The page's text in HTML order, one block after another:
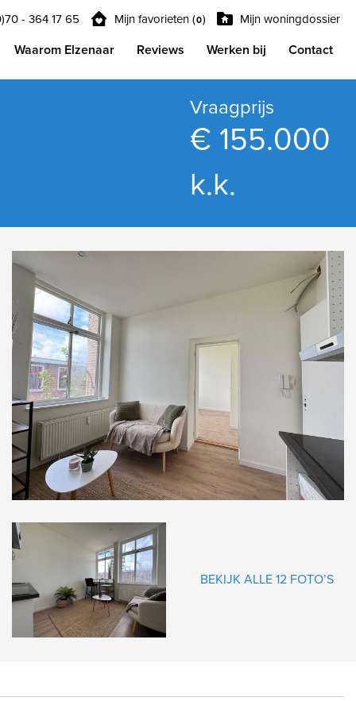
- 364 17 65 Mijn favorieten (0) Mijn woningdossier
Waarom Elzenaar Reviews Werken bij Contact
Vraagprijs
€ 155.000
k.k.
BEKIJK ALLE 12 FOTO’S